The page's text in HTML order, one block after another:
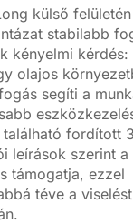
külső
stabilabb
kényelmi kérdés:
olajos
segíti a
található fordított
leírások szerint a
támogatja, ezzel
téve a